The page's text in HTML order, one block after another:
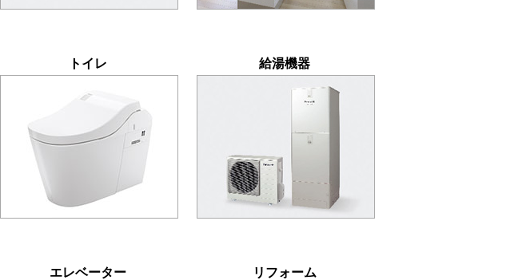
トイレ 給湯機器
エレベーター リフォーム